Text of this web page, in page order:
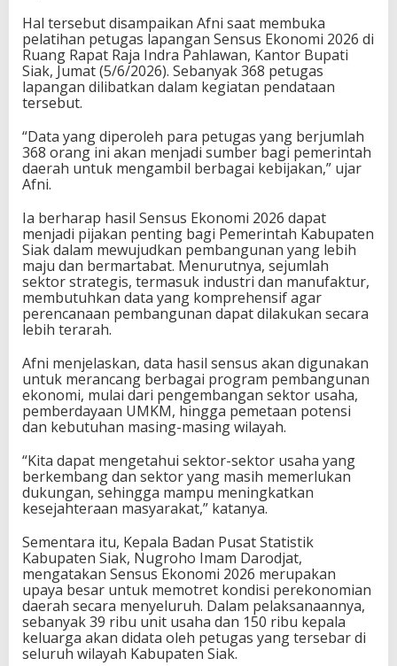
Hal tersebut disampaikan Afni saat membuka
pelatihan petugas lapangan Sensus Ekonomi 2026 di
Ruang Rapat Raja Indra Pahlawan, Kantor Bupati
Siak, Jumat (5/6/2026). Sebanyak 368 petugas
lapangan dilibatkan dalam kegiatan pendataan
tersebut.
“Data yang diperoleh para petugas yang berjumlah
368 orang ini akan menjadi sumber bagi pemerintah
daerah untuk mengambil berbagai kebijakan,” ujar
Afni.
Ia berharap hasil Sensus Ekonomi 2026 dapat
menjadi pijakan penting bagi Pemerintah Kabupaten
Siak dalam mewujudkan pembangunan yang lebih
maju dan bermartabat. Menurutnya, sejumlah
sektor strategis, termasuk industri dan manufaktur,
membutuhkan data yang komprehensif agar
perencanaan pembangunan dapat dilakukan secara
lebih terarah.
Afni menjelaskan, data hasil sensus akan digunakan
untuk merancang berbagai program pembangunan
ekonomi, mulai dari pengembangan sektor usaha,
pemberdayaan UMKM, hingga pemetaan potensi
dan kebutuhan masing-masing wilayah.
“Kita dapat mengetahui sektor-sektor usaha yang
berkembang dan sektor yang masih memerlukan
dukungan, sehingga mampu meningkatkan
kesejahteraan masyarakat,” katanya.
Sementara itu, Kepala Badan Pusat Statistik
Kabupaten Siak, Nugroho Imam Darodjat,
mengatakan Sensus Ekonomi 2026 merupakan
upaya besar untuk memotret kondisi perekonomian
daerah secara menyeluruh. Dalam pelaksanaannya,
sebanyak 39 ribu unit usaha dan 150 ribu kepala
keluarga akan didata oleh petugas yang tersebar di
seluruh wilayah Kabupaten Siak.